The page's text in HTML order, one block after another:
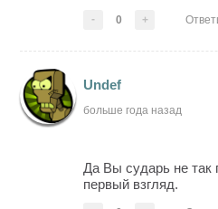
- 0 +
Undef
больше года назад
Да Вы сударь не так
первый взгляд.